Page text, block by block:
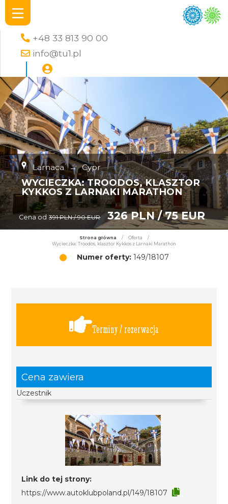
+48 33 813 90 00
info@tu1.pl
Larnaca → Cypr
WYCIECZKA: TROODOS, KLASZTOR
KYKKOS Z LARNAKI MARATHON
Cena od 391 PLN / 90 EUR 326 PLN / 75 EUR
Strona główna / Oferta
/
Wycieczka: Troodos, klasztor Kykkos z Larnaki Marathon
Numer oferty:149/18107
Terminy / rezerwacja
Cena zawiera
Uczestnik
Link do tej strony:
https://www.autoklubpoland.pl/149/18107